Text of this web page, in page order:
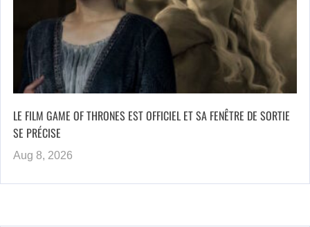
LE FILM GAME OF THRONES EST OFFICIEL ET SA FENÊTRE DE SORTIE
SE PRÉCISE
Aug 8, 2026